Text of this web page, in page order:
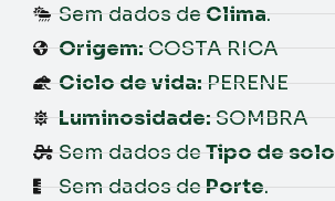
Sem dados de Clima.
Origem: COSTA RICA
Ciclo de vida: PERENE
Luminosidade: SOMBRA
Sem dados de Tipo de solo
Sem dados de Porte.